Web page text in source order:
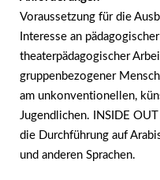
Voraussetzung für die
Interesse an
theaterpädagogischer
gruppenbezogener
am unkonventionellen,
Jugendlichen.
INSIDE
die Durchführung auf
und anderen Sprachen.